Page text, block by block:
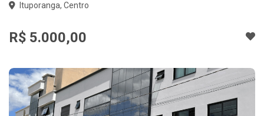
Ituporanga, Centro
R$ 5.000,00